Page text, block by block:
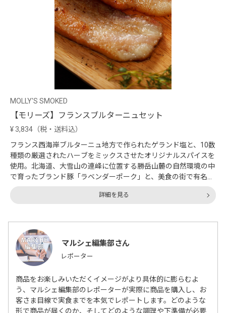
MOLLY'S SMOKED
【モリーズ】フランスブルターニュセット
¥ 3,834 （税・送料込）
フランス西海岸ブルターニュ地方で作られたゲランド塩と、10数
種類の厳選されたハーブをミックスさせたオリジナルスパイスを
使用。北海道、大雪山の連峰に位置する勝岳山麓の自然環境の中
で育ったブランド豚「ラベンダーポーク」と、美食の街で有名な
詳細を見る
マルシェ編集部
レポーター
商品をお楽しみいただくイメージがより具体的に膨らむよ
う、マルシェ編集部のレポーターが実際に商品を購入し、お
客さま目線で実食までを本気でレポートします。どのような
形で商品が届くのか、そしてどのような調理や下準備が必要